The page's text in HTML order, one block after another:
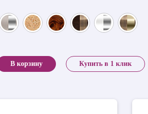
В корзину Купить в 1 клик